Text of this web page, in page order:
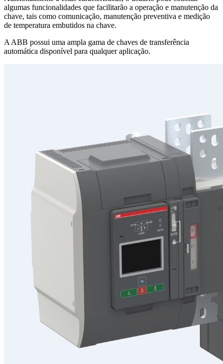
algumas funcionalidades que facilitarão a operação e manutenção da
chave, tais como comunicação, manutenção preventiva e medição
de temperatura embutidos na chave.
A ABB possui uma ampla gama de chaves de transferência
automática disponível para qualquer aplicação.